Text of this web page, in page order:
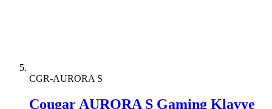
CGR-AURORA S
Cougar AURORA S Gaming Klavye